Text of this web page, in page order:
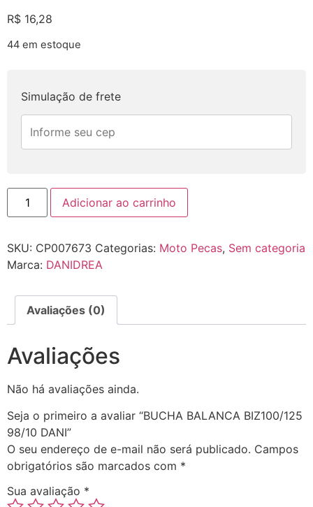
R$ 16,28
44 em estoque
Simulação de frete
Adicionar ao carrinho
SKU: CP007673 Categorias: Moto Pecas, Sem categoria
Marca: DANIDREA
Avaliações (0)
Avaliações
Não há avaliações ainda.
Seja o primeiro a avaliar “BUCHA BALANCA BIZ100/125
98/10 DANI”
O seu endereço de e-mail não será publicado. Campos
obrigatórios são marcados com *
Sua avaliação *